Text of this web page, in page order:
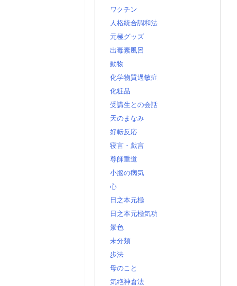
ワクチン
人格統合調和法
元極グッズ
出毒素風呂
動物
化学物質過敏症
化粧品
受講生との会話
天のまなみ
好転反応
寝言・戯言
尊師重道
小脳の病気
心
日之本元極
日之本元極気功
景色
未分類
歩法
母のこと
気絶神倉法